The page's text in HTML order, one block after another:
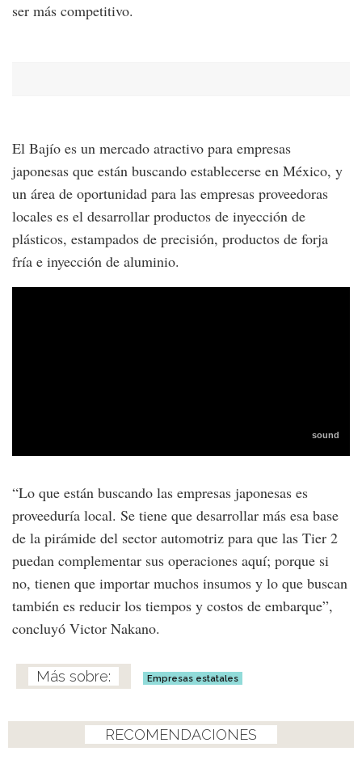
ser más competitivo.
El Bajío es un mercado atractivo para empresas
japonesas que están buscando establecerse en México, y
un área de oportunidad para las empresas proveedoras
locales es el desarrollar productos de inyección de
plásticos, estampados de precisión, productos de forja
fría e inyección de aluminio.
“Lo que están buscando las empresas japonesas es
proveeduría local. Se tiene que desarrollar más esa base
de la pirámide del sector automotriz para que las Tier 2
puedan complementar sus operaciones aquí; porque si
no, tienen que importar muchos insumos y lo que buscan
también es reducir los tiempos y costos de embarque”,
concluyó Victor Nakano.
Empresas estatales
RECOMENDACIONES